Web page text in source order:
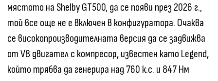
мястото на Shelby GT500, да се появи през 2026 г.,
той все още не е включен в конфигуратора. Очаква
се високопроизводителната версия да се задвижва
от V8 двигател с компресор, известен като Legend,
който трябва да генерира над 760 к.с. и 847 Нм